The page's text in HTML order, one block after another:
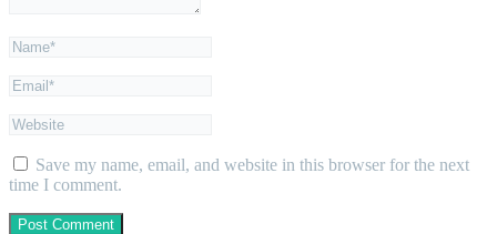
Save my name, email, and website in this browser for the next
time I comment.